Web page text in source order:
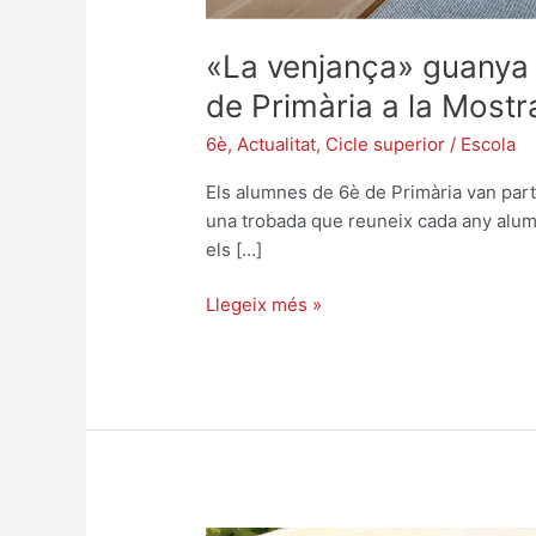
«La venjança»
de Primària a la
6è,Actualitat, Cicle superior / Escola
Els alumnes de 6è de Primària van
una trobada que reuneix cada any
els […]
Llegeix més »